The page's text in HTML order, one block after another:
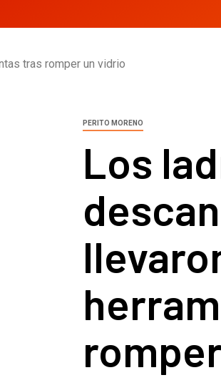
tras romper un vidrio
PERITO MORENO
Los